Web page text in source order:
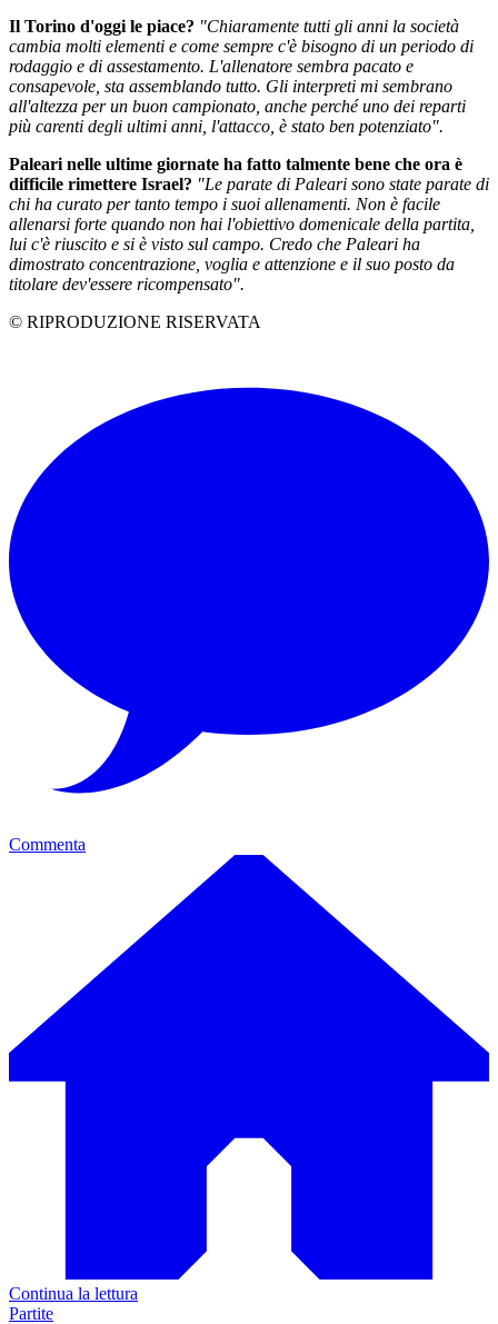
Il Torino d'oggi le piace? "Chiaramente tutti gli anni la società
cambia molti elementi e come sempre c'è bisogno di un periodo di
rodaggio e di assestamento. L'allenatore sembra pacato e
consapevole, sta assemblando tutto. Gli interpreti mi sembrano
all'altezza per un buon campionato, anche perché uno dei reparti
più carenti degli ultimi anni, l'attacco, è stato ben potenziato".
Paleari nelle ultime giornate ha fatto talmente bene che ora è
difficile rimettere Israel? "Le parate di Paleari sono state parate di
chi ha curato per tanto tempo i suoi allenamenti. Non è facile
allenarsi forte quando non hai l'obiettivo domenicale della partita,
lui c'è riuscito e si è visto sul campo. Credo che Paleari ha
dimostrato concentrazione, voglia e attenzione e il suo posto da
titolare dev'essere ricompensato".
© RIPRODUZIONE RISERVATA
Commenta
Continua la lettura
Partite